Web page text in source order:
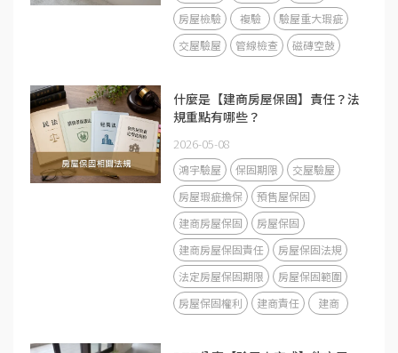
房屋檢驗
複驗
驗屋重大瑕疵
交屋驗屋
管線檢查 磁磚空鼓
什麼是【建商房屋保固】責任？法
規重點有哪些？
2026-05-08
鴻宇驗屋 保固期限
交屋驗屋
房屋瑕疵擔保
預售屋保固
建商房屋保固
房屋保固
建商房屋保固責任
房屋保固法規
法定房屋保固期限
房屋保固範圍
房屋保固權利
建商責任 建商